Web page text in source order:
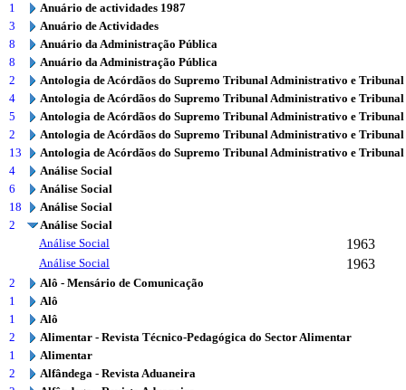
1
Anuário de actividades 1987
3
Anuário de Actividades
8
Anuário da Administração Pública
8
Anuário da Administração Pública
2
Antologia de Acórdãos do Supremo Tribunal Administrativo e
4
Antologia de Acórdãos do Supremo Tribunal Administrativo e
5
Antologia de Acórdãos do Supremo Tribunal Administrativo e
2
Antologia de Acórdãos do Supremo Tribunal Administrativo e
13
Antologia de Acórdãos do Supremo Tribunal Administrativo e
4
Análise Social
6
Análise Social
18
Análise Social
2
Análise Social
Análise Social
1963
Análise Social 1963
2
Alô - Mensário de Comunicação
1
Alô
1
Alô
2
Alimentar - Revista Técnico-Pedagógica do Sector Alimentar
1
Alimentar
2
Alfândega - Revista Aduaneira